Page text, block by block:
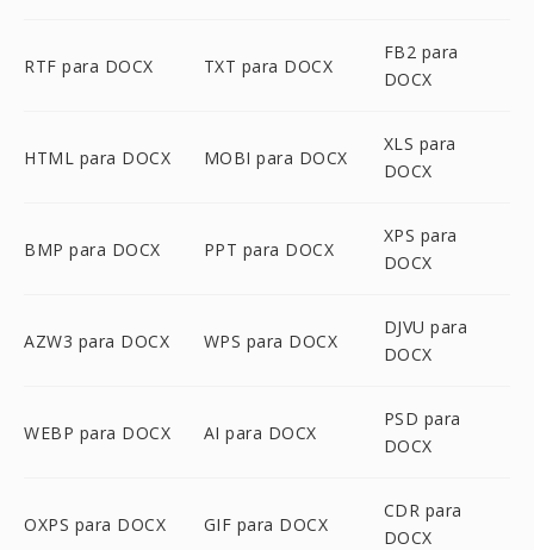
RTF para DOCX TXT para DOCX
FB2 para
DOCX
HTML para DOCX MOBI para DOCX
XLS para
DOCX
BMP para DOCX PPT para DOCX
XPS para
DOCX
AZW3 para DOCX WPS para DOCX
DJVU para
DOCX
WEBP para DOCX AI para DOCX
PSD para
DOCX
OXPS para DOCX GIF para DOCX
CDR para
DOCX